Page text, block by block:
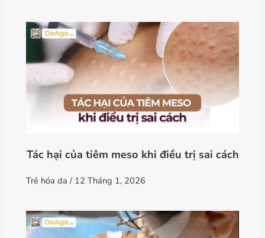
Tác hại của tiêm meso khi điều trị sai cách
Trẻ hóa da / 12 Tháng 1, 2026